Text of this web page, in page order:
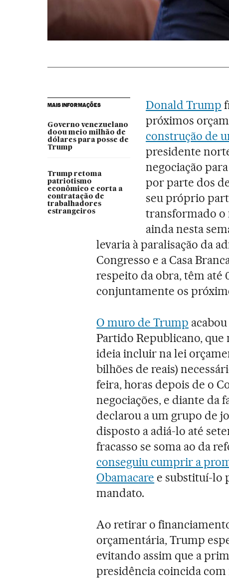
MAIS INFORMAÇÕES
Governo venezuelano
doou meio milhão de
dólares para posse de
Trump
Trump retoma
patriotismo
econômico e corta a
contratação de
trabalhadores
estrangeiros
Donald Trump
próximos
construção de
presidente
negociação
por parte dos
seu próprio
transformado o
ainda nesta
levaria à paralisação da
Congresso e a Casa
respeito da obra, têm até
conjuntamente os
O muro de Trump
Partido Republicano, que
ideia incluir na lei
bilhões de reais)
feira, horas depois de o
negociações, e diante da
declarou a um grupo de
disposto a adiá-lo até
fracasso se soma ao da
conseguiu cumprir a
Obamacare e substituí-lo
mandato.
Ao retirar o
orçamentária, Trump
evitando assim que a
presidência coincida